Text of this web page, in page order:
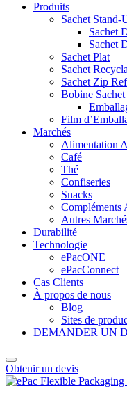
Produits
Sachet Stand-
Sachet
Sachet
Sachet Plat
Sachet
Sachet Zip
Bobine
Film
Marchés
Alimentation
Café
Thé
Confiseries
Snacks
Compléments
Autres
Durabilité
Technologie
ePacONE
ePacConnect
Cas Clients
À propos de nous
Blog
Sites de
DEMANDER UN
Obtenir un devis